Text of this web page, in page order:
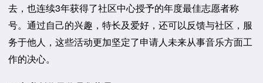
去，也连续3年获得了社区中心授予的年度最佳志愿者称
号。通过自己的兴趣，特长及爱好，还可以反馈与社区，服
务于他人，这些活动更加坚定了申请人未来从事音乐方面工
作的决心。